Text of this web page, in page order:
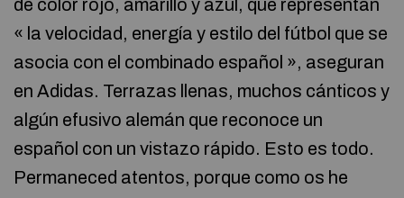
de color rojo, amarillo y azul, que representan
« la velocidad, energía y estilo del fútbol que se
asocia con el combinado español », aseguran
en Adidas. Terrazas llenas, muchos cánticos y
algún efusivo alemán que reconoce un
español con un vistazo rápido. Esto es todo.
Permaneced atentos, porque como os he